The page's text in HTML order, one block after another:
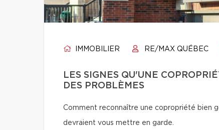
IMMOBILIER RE/MAX QUÉBEC
LES SIGNES QU'UNE
DES PROBLÈMES
Comment reconnaître une copropriété bien
devraient vous mettre en garde.